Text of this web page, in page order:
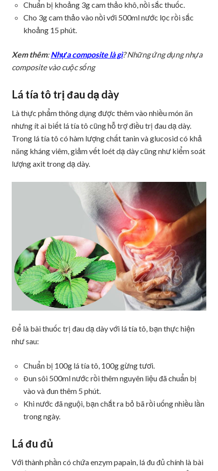
Chuẩn bị khoảng 3g cam thảo khô, nồi sắc thuốc.
Cho 3g cam thảo vào nồi với 500ml nước lọc rồi sắc
khoảng 15 phút.
Xem thêm:Nhựa composite là gì? Những ứng dụng nhựa
composite vào cuộc sống
Lá tía tô trị đau dạ dày
Là thực phẩm thông dụng được thêm vào nhiều món ăn
nhưng ít ai biết lá tía tô cũng hỗ trợ điều trị đau dạ dày.
Trong lá tía tô có hàm lượng chất tanin và glucosid có khả
năng kháng viêm, giảm vết loét dạ dày cũng như kiểm soát
lượng axit trong dạ dày.
Để là bài thuốc trị đau dạ dày với lá tía tô, bạn thực hiện
như sau:
Chuẩn bị 100g lá tía tô, 100g gừng tươi.
Đun sôi 500ml nước rồi thêm nguyên liệu đã chuẩn bị
vào và đun thêm 5 phút.
Khi nước đã nguội, bạn chắt ra bỏ bã rồi uống nhiều lần
trong ngày.
Lá đu đủ
Với thành phần có chứa enzym papain, lá đu đủ chính là bài